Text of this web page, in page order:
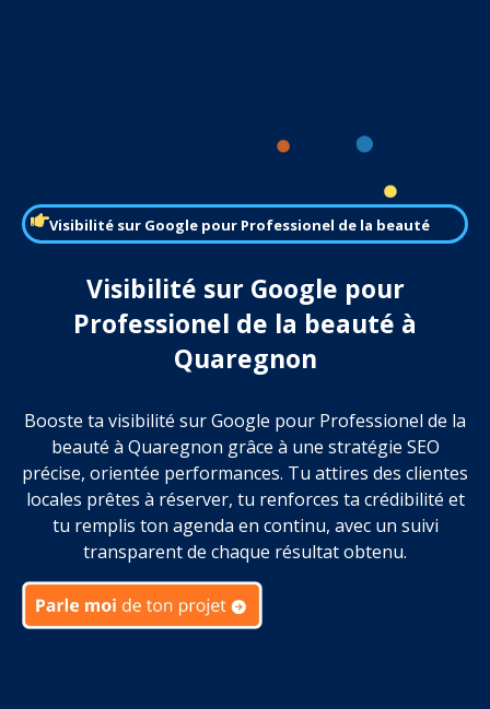
Visibilité sur Google pour Professionel de la beauté
Visibilité sur Google pour
Professionel de la beauté à
Quaregnon
Booste ta visibilité sur Google pour Professionel de la
beauté à Quaregnon grâce à une stratégie SEO
précise, orientée performances. Tu attires des clientes
locales prêtes à réserver, tu renforces ta crédibilité et
tu remplis ton agenda en continu, avec un suivi
transparent de chaque résultat obtenu.